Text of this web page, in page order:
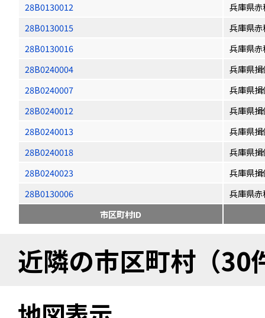
28B0130012
兵庫県
28B0130015
兵庫県
28B0130016
兵庫県
28B0240004
兵庫県
28B0240007
兵庫県
28B0240012
兵庫県
28B0240013
兵庫県
28B0240018
兵庫県
28B0240023
兵庫県
28B0130006
兵庫県
市区町村ID
近隣の市区町村（30